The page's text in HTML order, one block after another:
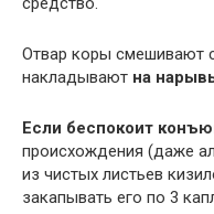
Отвар коры смешивают
накладывают на
Если беспокоит
происхождения (даже
из чистых листьев
закапывать его по 3